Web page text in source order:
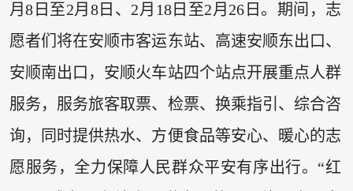
月8日至2月8日、2月18日至2月26日。期间，志
愿者们将在安顺市客运东站、高速安顺东出口、
安顺南出口，安顺火车站四个站点开展重点人群
服务，服务旅客取票、检票、换乘指引、综合咨
询，同时提供热水、方便食品等安心、暖心的志
愿服务，全力保障人民群众平安有序出行。“红